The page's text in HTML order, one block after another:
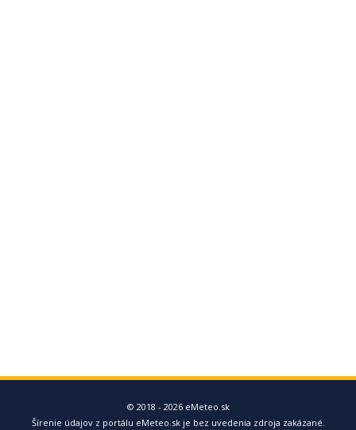
© 2018 - 2026 eMeteo.sk
Šírenie údajov z portálu eMeteo.sk je bez uvedenia zdroja zakázané.